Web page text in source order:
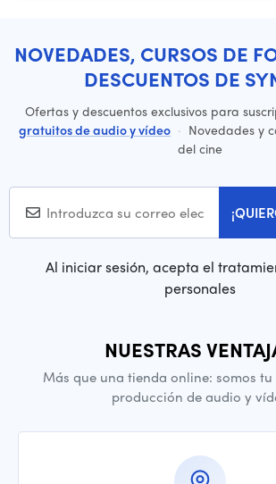
NOVEDADES, CURSOS DE
DESCUENTOS DE
Ofertas y descuentos exclusivos para
gratuitos de audio y vídeo · Novedades y
del cine
Al iniciar sesión, acepta el
personales
NUESTRAS
Más que una tienda online: somos
producción de audio y